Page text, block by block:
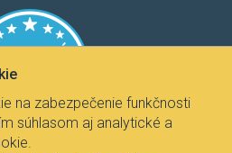
na zabezpečenie funkčnosti
súhlasom aj analytické a